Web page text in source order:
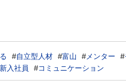
#自立型人材 #富山 #メンター #
入社員 #コミュニケーション